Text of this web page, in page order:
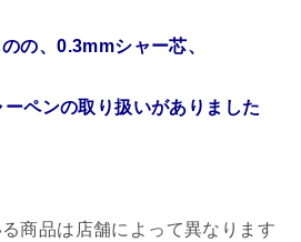
の、0.3mmシャー芯、
ペンの取り扱いがありました
商品は店舗によって異なります